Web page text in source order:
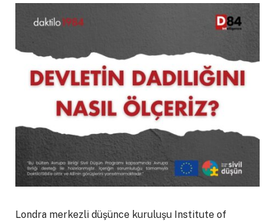
Londra merkezli düşünce kuruluşu Institute of